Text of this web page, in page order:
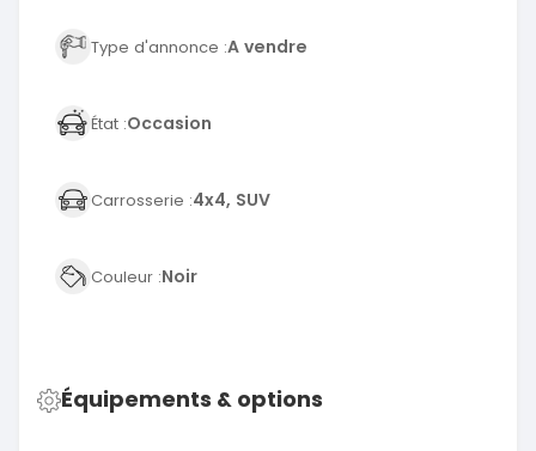
Type d'annonce :A vendre
État :Occasion
Carrosserie :4x4, SUV
Couleur :Noir
Équipements & options